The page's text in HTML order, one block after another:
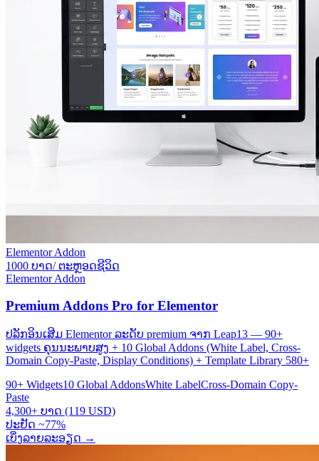
Elementor Addon
1000 ບາດ/ ຕະຫຼອດຊີວິດ
Elementor Addon
Premium Addons Pro for Elementor
ປລັກອິນເສີມ Elementor ລະດັບ premium ຈາກ Leap13 — 90+
widgets ຄຸນນະພາບສູງ + 10 Global Addons (White Label, Cross-
Domain Copy-Paste, Display Conditions) + Template Library 580+
90+ Widgets10 Global AddonsWhite LabelCross-Domain Copy-
Paste
4,300+ ບາດ (119 USD)
ປະຢັດ ~77%
ເບິ່ງລາຍລະອຽດ →